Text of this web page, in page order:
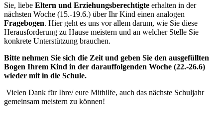
Sie, liebe Eltern und Erziehungsberechtigte erhalten in der
nächsten Woche (15.-19.6.) über Ihr Kind einen analogen
Fragebogen. Hier geht es uns vor allem darum, wie Sie diese
Herausforderung zu Hause meistern und an welcher Stelle Sie
konkrete Unterstützung brauchen.
Bitte nehmen Sie sich die Zeit und geben Sie den ausgefüllten
Bogen Ihrem Kind in der darauffolgenden Woche (22.-26.6)
wieder mit in die Schule.
Vielen Dank für Ihre/ eure Mithilfe, auch das nächste Schuljahr
gemeinsam meistern zu können!